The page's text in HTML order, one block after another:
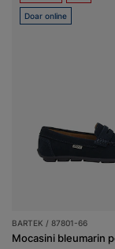
Doar online
BARTEK / 87801-66